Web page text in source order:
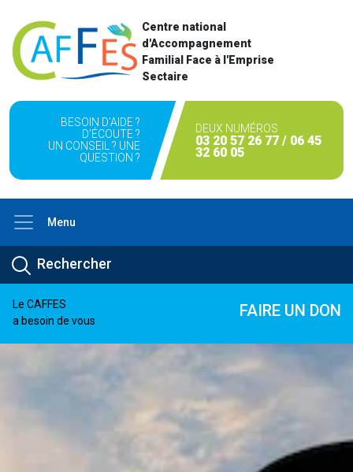
Centre national
d'Accompagnement
Familial Face à l'Emprise
Sectaire
BESOIN D'AIDE ?
D'ÉCOUTE ?
UN CONSEIL ? UNE
QUESTION ?
DEUX NUMÉROS
03 20 57 26 77 / 06 45
32 60 05
Menu
Le CAFFES
a besoin de vous
FAIRE UN DON